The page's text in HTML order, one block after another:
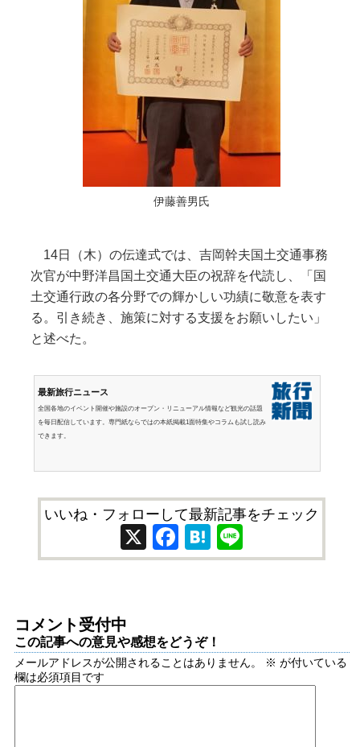
伊藤善男氏
14日（木）の伝達式では、吉岡幹夫国土交通事務
次官が中野洋昌国土交通大臣の祝辞を代読し、「国
土交通行政の各分野での輝かしい功績に敬意を表す
る。引き続き、施策に対する支援をお願いしたい」
と述べた。
最新旅行ニュース
全国各地のイベント開催や施設のオープン・リニューアル情報など観光の話題
を毎日配信しています。専門紙ならではの本紙掲載1面特集やコラムも試し読み
できます。
いいね・フォローして最新記事をチェック
X Facebook
Hatena
コメント受付中
この記事への意見や感想をどうぞ！
メールアドレスが公開されることはありません。 ※ が付いている
欄は必須項目です